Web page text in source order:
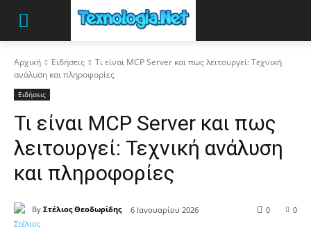
Αρχική Ειδήσεις
Τι είναι MCP Server και πως λειτουργεί: Τεχνική
ανάλυση και πληροφορίες
Ειδήσεις
Τι είναι MCP Server και πως
λειτουργεί: Τεχνική ανάλυση
και πληροφορίες
By Στέλιος Θεοδωρίδης 6 Ιανουαρίου 2026 0
0